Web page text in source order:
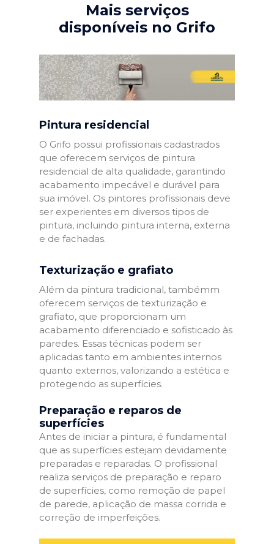
Mais serviços
disponíveis no Grifo
Pintura residencial
O Grifo possui profissionais cadastrados
que oferecem serviços de pintura
residencial de alta qualidade, garantindo
acabamento impecável e durável para
sua imóvel. Os pintores profissionais deve
ser experientes em diversos tipos de
pintura, incluindo pintura interna, externa
e de fachadas.
Texturização e grafiato
Além da pintura tradicional, tambémm
oferecem serviços de texturização e
grafiato, que proporcionam um
acabamento diferenciado e sofisticado às
paredes. Essas técnicas podem ser
aplicadas tanto em ambientes internos
quanto externos, valorizando a estética e
protegendo as superfícies.
Preparação e reparos de
superfícies
Antes de iniciar a pintura, é fundamental
que as superfícies estejam devidamente
preparadas e reparadas. O profissional
realiza serviços de preparação e reparo
de superfícies, como remoção de papel
de parede, aplicação de massa corrida e
correção de imperfeições.